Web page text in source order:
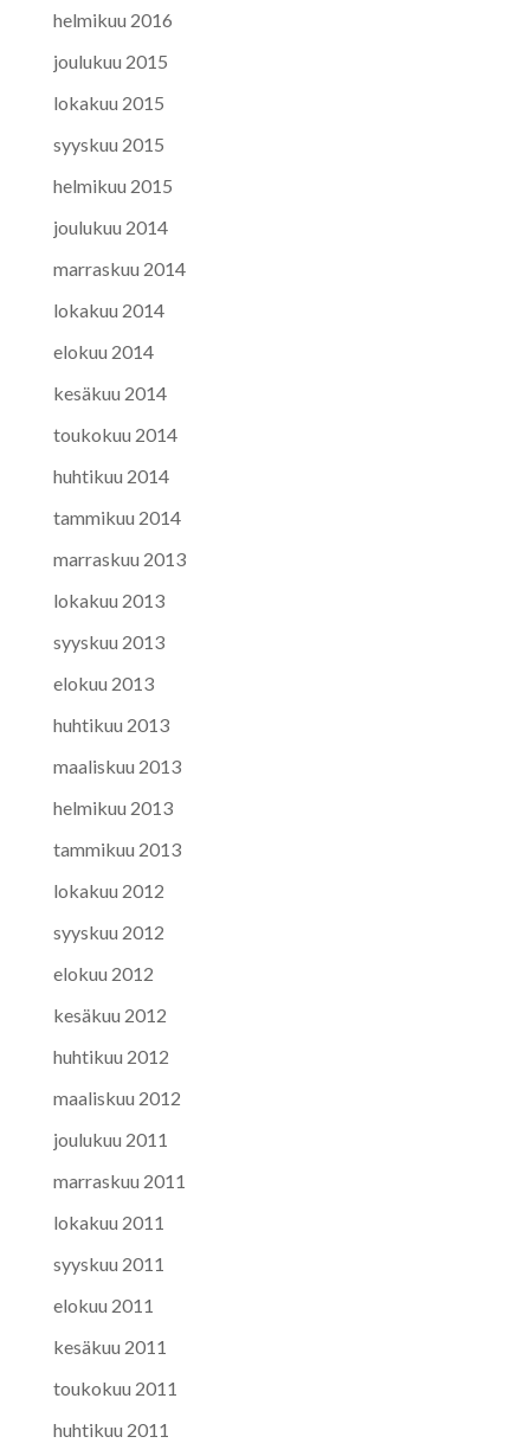
helmikuu 2016
joulukuu 2015
lokakuu 2015
syyskuu 2015
helmikuu 2015
joulukuu 2014
marraskuu 2014
lokakuu 2014
elokuu 2014
kesäkuu 2014
toukokuu 2014
huhtikuu 2014
tammikuu 2014
marraskuu 2013
lokakuu 2013
syyskuu 2013
elokuu 2013
huhtikuu 2013
maaliskuu 2013
helmikuu 2013
tammikuu 2013
lokakuu 2012
syyskuu 2012
elokuu 2012
kesäkuu 2012
huhtikuu 2012
maaliskuu 2012
joulukuu 2011
marraskuu 2011
lokakuu 2011
syyskuu 2011
elokuu 2011
kesäkuu 2011
toukokuu 2011
huhtikuu 2011